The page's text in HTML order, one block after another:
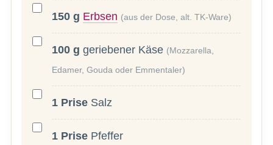
150 g Erbsen (aus der Dose, alt. TK-Ware)
100 g geriebener Käse (Mozzarella,
Edamer, Gouda oder Emmentaler)
1 Prise Salz
1 Prise Pfeffer